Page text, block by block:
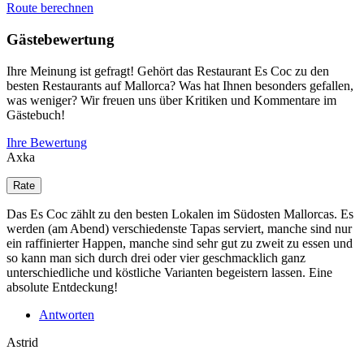
Route berechnen
Gästebewertung
Ihre Meinung ist gefragt! Gehört das Restaurant Es Coc zu den
besten Restaurants auf Mallorca? Was hat Ihnen besonders gefallen,
was weniger? Wir freuen uns über Kritiken und Kommentare im
Gästebuch!
Ihre Bewertung
Axka
Das Es Coc zählt zu den besten Lokalen im Südosten Mallorcas. Es
werden (am Abend) verschiedenste Tapas serviert, manche sind nur
ein raffinierter Happen, manche sind sehr gut zu zweit zu essen und
so kann man sich durch drei oder vier geschmacklich ganz
unterschiedliche und köstliche Varianten begeistern lassen. Eine
absolute Entdeckung!
Antworten
Astrid